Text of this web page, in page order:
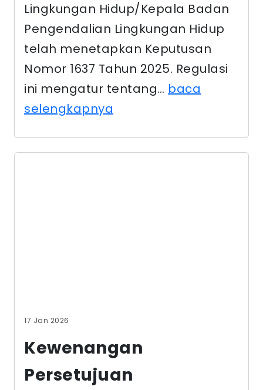
Lingkungan Hidup/Kepala Badan
Pengendalian Lingkungan Hidup
telah menetapkan Keputusan
Nomor 1637 Tahun 2025. Regulasi
ini mengatur tentang… baca
selengkapnya
17 Jan 2026
Kewenangan
Persetujuan